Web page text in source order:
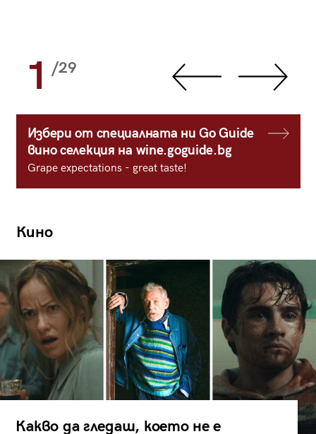
1 /29
Избери от специалната ни Go Guide
вино селекция на wine.goguide.bg
Grape expectations - great taste!
Кино
Какво да гледаш, което не е